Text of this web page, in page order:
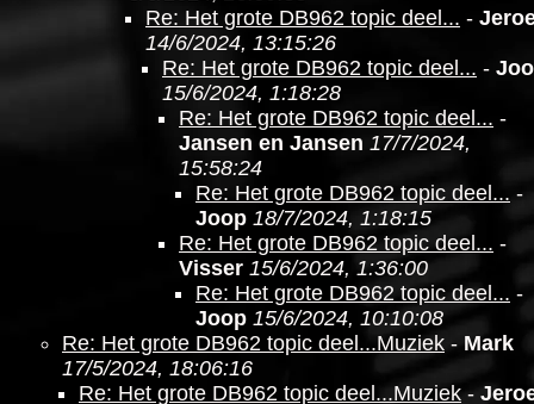
Re: Het grote DB962 topic deel... -
14/6/2024, 13:15:26
Re: Het grote DB962 topic deel... -
15/6/2024, 1:18:28
Re: Het grote DB962 topic deel... -
Jansen en Jansen 17/7/2024,
15:58:24
Re: Het grote DB962 topic deel... -
Joop 18/7/2024, 1:18:15
Re: Het grote DB962 topic deel... -
Visser 15/6/2024, 1:36:00
Re: Het grote DB962 topic deel... -
Joop 15/6/2024, 10:10:08
Re: Het grote DB962 topic deel...Muziek - Mark
17/5/2024, 18:06:16
Re: Het grote DB962 topic deel...Muziek -